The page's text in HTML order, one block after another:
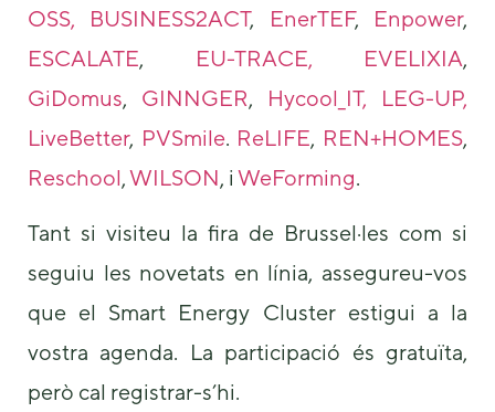
OSS,
BUSINESS2ACT, EnerTEF, Enpower,
ESCALATE, EU-TRACE, EVELIXIA,
GiDomus, GINNGER, Hycool_IT, LEG-UP,
LiveBetter, PVSmile. ReLIFE, REN+HOMES,
Reschool,WILSON, i WeForming.
Tant si visiteu la fira de Brussel·les com si
seguiu les novetats en línia, assegureu-vos
que el Smart Energy Cluster estigui a la
vostra agenda. La participació és gratuïta,
però cal registrar-s’hi.
your
interests and
behavior as
site, you
chance of
seeing
personalized
offers.